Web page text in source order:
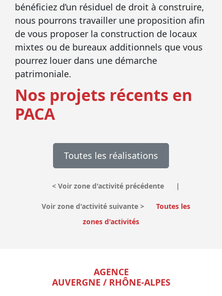
bénéficiez d’un résiduel de droit à construire,
nous pourrons travailler une proposition afin
de vous proposer la construction de locaux
mixtes ou de bureaux additionnels que vous
pourrez louer dans une démarche
patrimoniale.
Nos projets récents en
PACA
Toutes les réalisations
< Voir zone d'activité précédente |
Voir zone d'activité suivante >
Toutes les
zones d'activités
AGENCE
AUVERGNE / RHÔNE-ALPES